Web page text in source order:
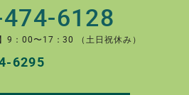
6128
9：00〜17：30 （土日祝休み）
6295